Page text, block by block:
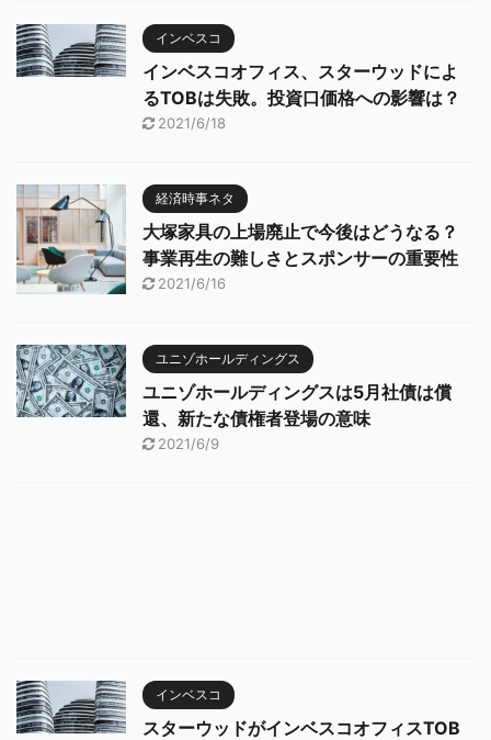
インベスコ
インベスコオフィス、スターウッドによ
るTOBは失敗。投資口価格への影響は？
2021/6/18
経済時事ネタ
大塚家具の上場廃止で今後はどうなる？
事業再生の難しさとスポンサーの重要性
2021/6/16
ユニゾホールディングス
ユニゾホールディングスは5月社債は償
還、新たな債権者登場の意味
2021/6/9
インベスコ
スターウッドがインベスコオフィスTOB